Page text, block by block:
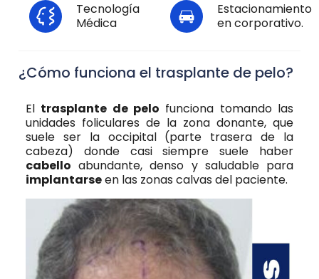
Tecnología
Médica
Estacionamiento
en corporativo.
¿Cómo funciona el trasplante de pelo?
El trasplante de pelo funciona tomando las
unidades foliculares de la zona donante, que
suele ser la occipital (parte trasera de la
cabeza) donde casi siempre suele haber
cabello abundante, denso y saludable para
implantarseen las zonas calvas del paciente.